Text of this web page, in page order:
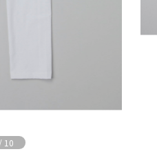
/ 10